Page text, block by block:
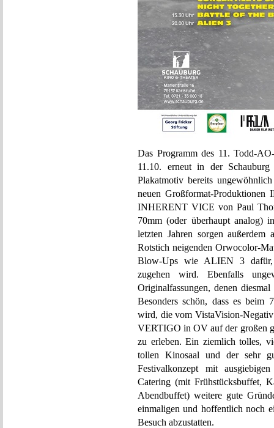
Das Programm des 11. Todd-
11.10. erneut in der
Plakatmotiv bereits
neuen Großformat-
INHERENT VICE von Paul
70mm (oder überhaupt analog)
letzten Jahren sorgen
Rotstich neigenden Orwocolor-
Blow-Ups wie ALIEN 3 dafür,
zugehen wird. Ebenfalls
Originalfassungen, denen
Besonders schön, dass es beim
wird, die vom VistaVision-
VERTIGO in OV auf der großen
zu erleben. Ein ziemlich tolles,
tollen Kinosaal und der sehr
Festivalkonzept mit
Catering (mit Frühstücksbuffet,
Abendbuffet) weitere gute
einmaligen und hoffentlich noch
Besuch abzustatten.